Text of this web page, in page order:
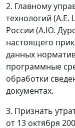
2. Главному
технологий
России (А.Ю.
настоящего
данных
программные
обработки
документах.
3. Признать
от 13 октября